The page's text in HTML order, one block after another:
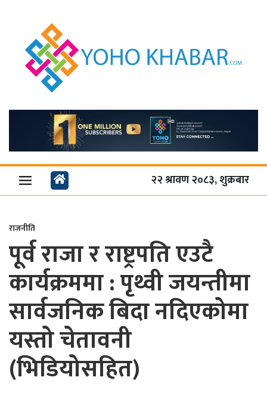
२२ श्रावण २०८३, शुक्रबार
राजनीति
पूर्व राजा र राष्ट्रपति एउटै
कार्यक्रममा : पृथ्वी जयन्तीमा
सार्वजनिक बिदा नदिएकोमा
यस्तो चेतावनी
(भिडियोसहित)